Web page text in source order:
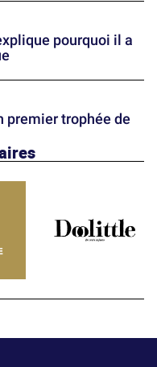
pourquoi il a
premier trophée de